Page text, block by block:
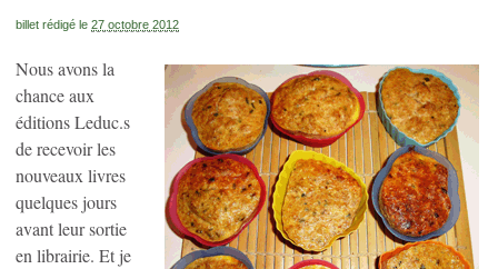
billet rédigé le 27 octobre 2012
Nous avons la
chance aux
éditions Leduc.s
de recevoir les
nouveaux livres
quelques jours
avant leur sortie
en librairie. Et je